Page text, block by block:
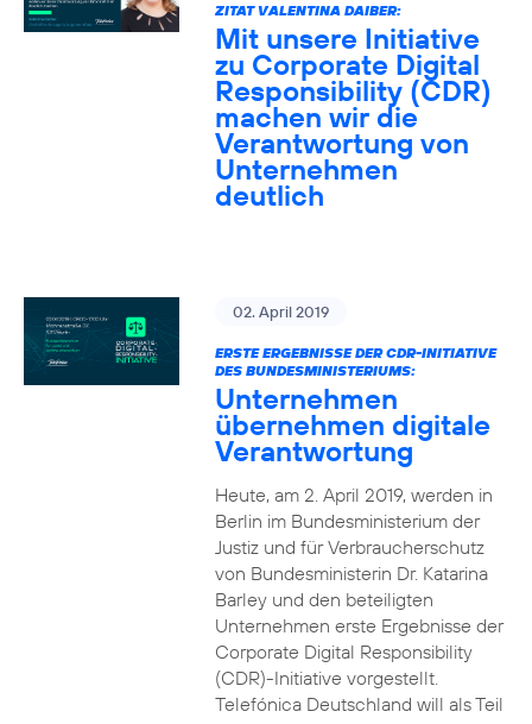
ZITAT VALENTINA DAIBER:
Mit unsere Initiative
zu Corporate Digital
Responsibility (CDR)
machen wir die
Verantwortung von
Unternehmen
deutlich
02. April 2019
ERSTE ERGEBNISSE DER CDR-INITIATIVE
DES BUNDESMINISTERIUMS:
Unternehmen
übernehmen digitale
Verantwortung
Heute, am 2. April 2019, werden in
Berlin im Bundesministerium der
Justiz und für Verbraucherschutz
von Bundesministerin Dr. Katarina
Barley und den beteiligten
Unternehmen erste Ergebnisse der
Corporate Digital Responsibility
(CDR)-Initiative vorgestellt.
Telefónica Deutschland will als Teil